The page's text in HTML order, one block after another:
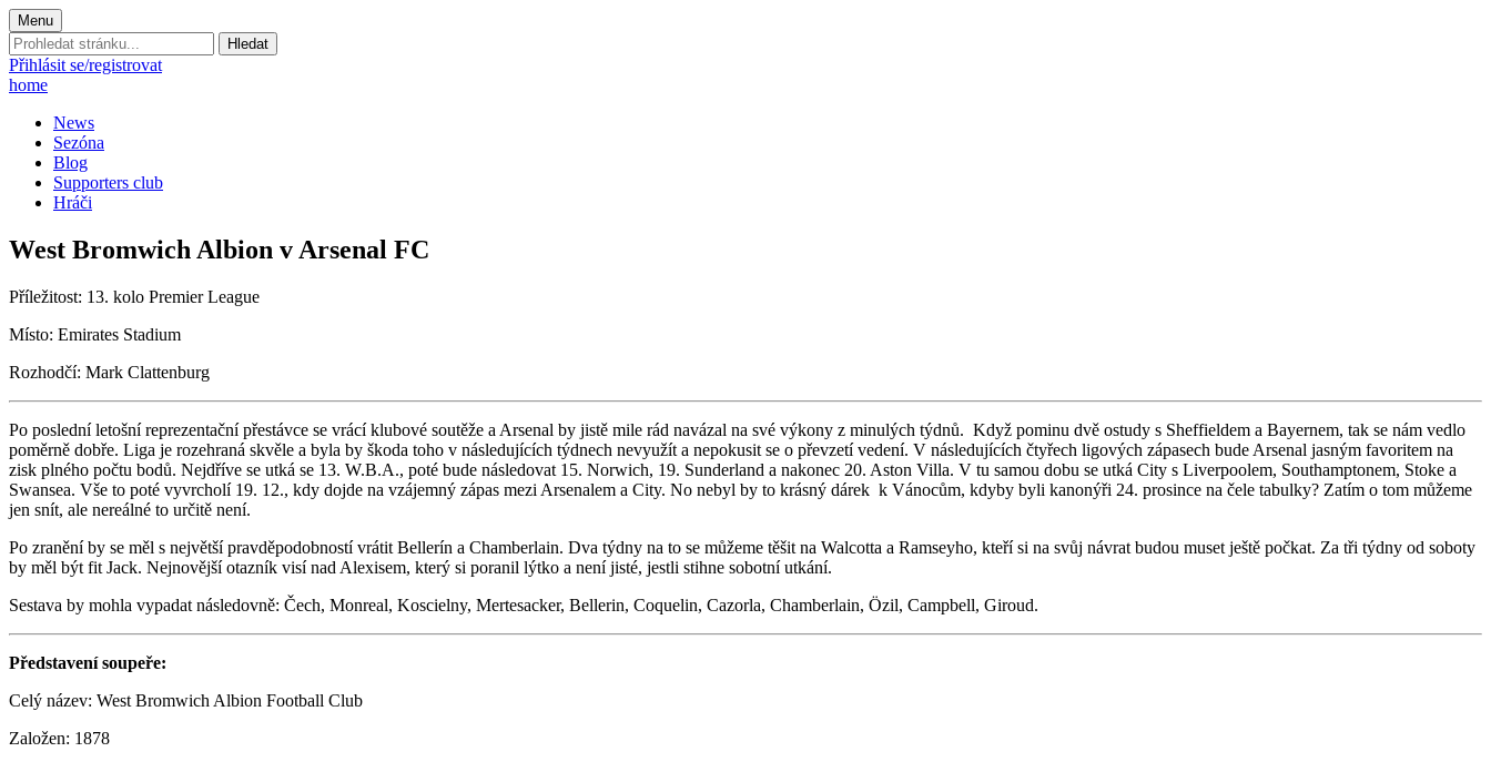
Menu
Prohledat
stránku:
Přihlásit se/registrovat
home
News
Sezóna
Blog
Supporters club
Hráči
West Bromwich Albion v Arsenal FC
Příležitost: 13. kolo Premier League
Mí­sto: Emirates Stadium
Rozhodčí: Mark Clattenburg
Po poslední letošní reprezentační přestávce se vrácí klubové soutěže a Arsenal by jistě mile rád navázal na své výkony z minulých týdnů. Když pominu dvě ostudy s Sheffieldem a Bayernem, tak se nám vedlo
poměrně dobře. Liga je rozehraná skvěle a byla by škoda toho v následujících týdnech nevyužít a nepokusit se o převzetí vedení. V následujících čtyřech ligových zápasech bude Arsenal jasným favoritem na
zisk plného počtu bodů. Nejdříve se utká se 13. W.B.A., poté bude následovat 15. Norwich, 19. Sunderland a nakonec 20. Aston Villa. V tu samou dobu se utká City s Liverpoolem, Southamptonem, Stoke a
Swansea. Vše to poté vyvrcholí 19. 12., kdy dojde na vzájemný zápas mezi Arsenalem a City. No nebyl by to krásný dárek k Vánocům, kdyby byli kanonýři 24. prosince na čele tabulky? Zatím o tom můžeme
jen snít, ale nereálné to určitě není.
Po zranění by se měl s největší pravděpodobností vrátit Bellerín a Chamberlain. Dva týdny na to se můžeme těšit na Walcotta a Ramseyho, kteří si na svůj návrat budou muset ještě počkat. Za tři týdny od soboty
by měl být fit Jack. Nejnovější otazník visí nad Alexisem, který si poranil lýtko a není jisté, jestli stihne sobotní utkání.
Sestava by mohla vypadat následovně: Čech, Monreal, Koscielny, Mertesacker, Bellerin, Coquelin, Cazorla, Chamberlain, Özil, Campbell, Giroud.
Představení soupeře:
Celý název: West Bromwich Albion Football Club
Založen: 1878